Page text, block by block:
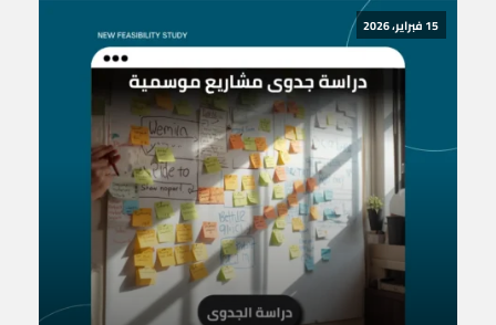
15 فبراير، 2026